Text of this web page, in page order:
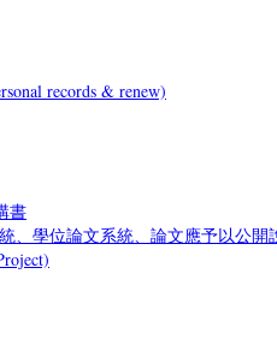
records & renew)
書
、學位論文系統、論文應予以公開